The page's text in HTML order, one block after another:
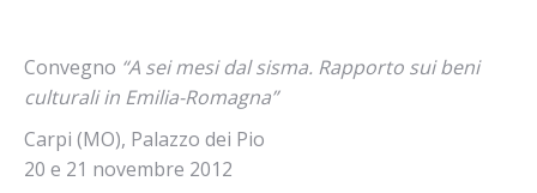
Convegno “A sei mesi dal sisma. Rapporto sui beni
culturali in Emilia-Romagna”
Carpi (MO), Palazzo dei Pio
20 e 21 novembre 2012